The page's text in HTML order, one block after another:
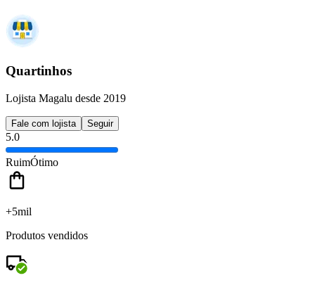
Quartinhos
Lojista Magalu desde 2019
Fale com lojista Seguir
5.0
RuimÓtimo
+5mil
Produtos vendidos